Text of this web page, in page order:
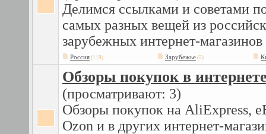
Делимся ссылками и советами
самых разных вещей из
зарубежных интернет-магазинов
Россия (119) Зарубежье (5)
Обзоры покупок в
(просматривают: 3)
Обзоры покупок на AliExpress,
Ozon и в других интернет-